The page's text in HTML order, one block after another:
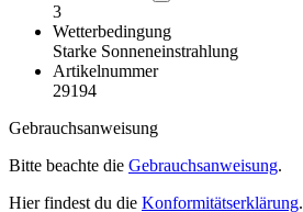
3
Wetterbedingung
Starke Sonneneinstrahlung
Artikelnummer
29194
Gebrauchsanweisung
Bitte beachte die Gebrauchsanweisung.
Hier findest du die Konformitätserklärung.